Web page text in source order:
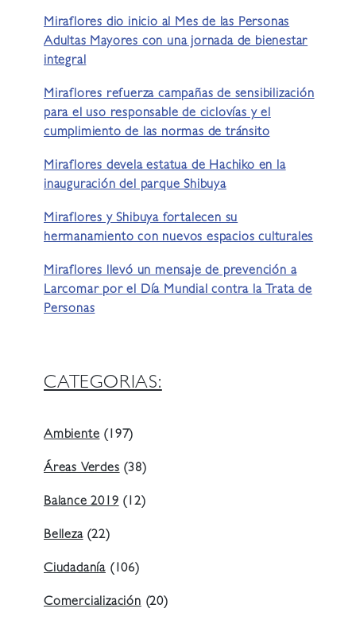
Miraflores dio inicio al Mes de las Personas
Adultas Mayores con una jornada de bienestar
integral
Miraflores refuerza campañas de sensibilización
para el uso responsable de ciclovías y el
cumplimiento de las normas de tránsito
Miraflores devela estatua de Hachiko en la
inauguración del parque Shibuya
Miraflores y Shibuya fortalecen su
hermanamiento con nuevos espacios culturales
Miraflores llevó un mensaje de prevención a
Larcomar por el Día Mundial contra la Trata de
Personas
CATEGORIAS:
Ambiente (197)
Áreas Verdes (38)
Balance 2019 (12)
Belleza(22)
Ciudadanía (106)
Comercialización (20)